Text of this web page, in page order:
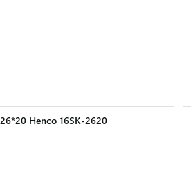
Henco 16SK-2620